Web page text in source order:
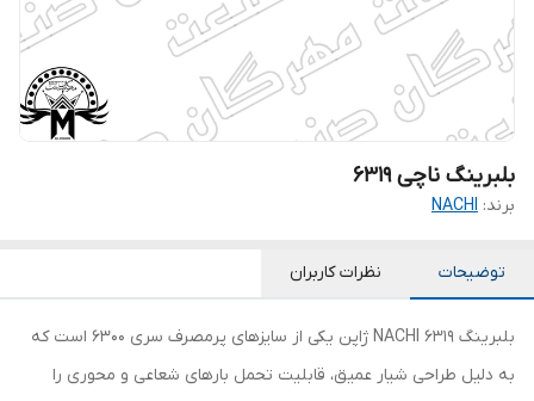
بلبرینگ ناچی 6319
برند: NACHI
توضیحات نظرات کاربران
بلبرینگ 6319 NACHI ژاپن یکی از سایزهای پرمصرف سری 6300 است که
به دلیل طراحی شیار عمیق، قابلیت تحمل بارهای شعاعی و محوری را